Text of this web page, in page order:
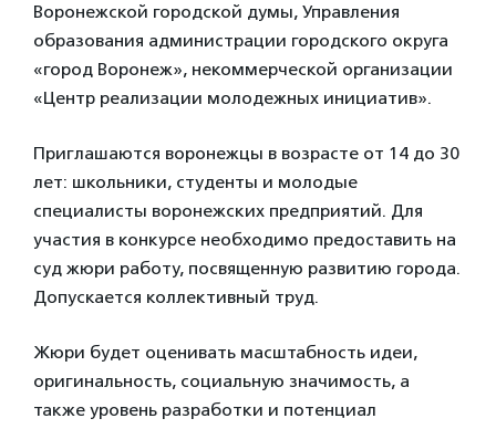
Воронежской городской думы, Управления
образования администрации городского округа
«город Воронеж», некоммерческой организации
«Центр реализации молодежных инициатив».
Приглашаются воронежцы в возрасте от 14 до 30
лет: школьники, студенты и молодые
специалисты воронежских предприятий. Для
участия в конкурсе необходимо предоставить на
суд жюри работу, посвященную развитию города.
Допускается коллективный труд.
Жюри будет оценивать масштабность идеи,
оригинальность, социальную значимость, а
также уровень разработки и потенциал